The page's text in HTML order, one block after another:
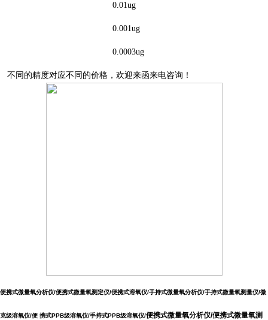
0.01ug
0.001ug
0.0003ug
不同的精度对应不同的价格，欢迎来函来电咨询！
便携式微量氧分析仪/便携式微量氧测定仪/便携式溶氧仪/手持式微量氧分析仪/手持式微量氧测量仪/微
克级溶氧仪/便 携式PPB级溶氧仪/手持式PPB级溶氧仪/便携式微量氧分析仪/便携式微量氧测